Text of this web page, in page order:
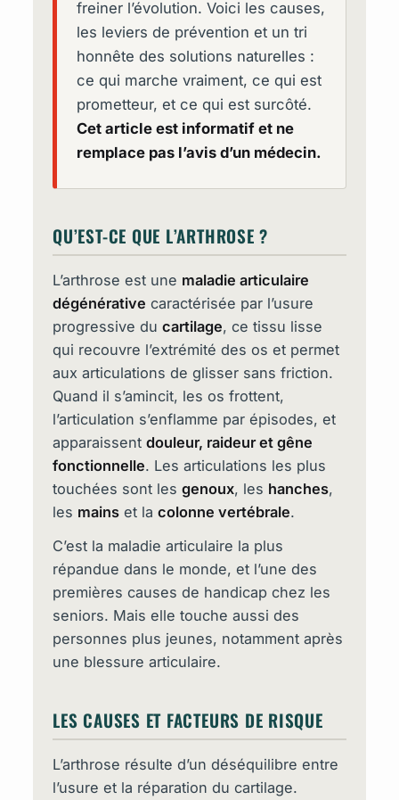
freiner l’évolution. Voici les causes,
les leviers de prévention et un tri
honnête des solutions naturelles :
ce qui marche vraiment, ce qui est
prometteur, et ce qui est surcôté.
Cet article est informatif et ne
remplace pas l’avis d’un médecin.
QU’EST-CE QUE L’ARTHROSE ?
L’arthrose est une maladie articulaire
dégénérative caractérisée par l’usure
progressive ducartilage, ce tissu lisse
qui recouvre l’extrémité des os et permet
aux articulations de glisser sans friction.
Quand il s’amincit, les os frottent,
l’articulation s’enflamme par épisodes, et
apparaissentdouleur, raideur et gêne
fonctionnelle. Les articulations les plus
touchées sont lesgenoux, les hanches,
les mains et lacolonne vertébrale.
C’est la maladie articulaire la plus
répandue dans le monde, et l’une des
premières causes de handicap chez les
seniors. Mais elle touche aussi des
personnes plus jeunes, notamment après
une blessure articulaire.
LES CAUSES ET FACTEURS DE RISQUE
L’arthrose résulte d’un déséquilibre entre
l’usure et la réparation du cartilage.